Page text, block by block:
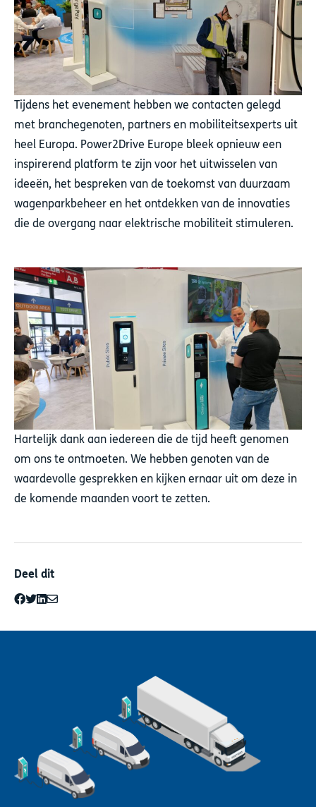
Tijdens het evenement hebben we contacten gelegd
met branchegenoten, partners en mobiliteitsexperts uit
heel Europa. Power2Drive Europe bleek opnieuw een
inspirerend platform te zijn voor het uitwisselen van
ideeën, het bespreken van de toekomst van duurzaam
wagenparkbeheer en het ontdekken van de innovaties
die de overgang naar elektrische mobiliteit stimuleren.
Hartelijk dank aan iedereen die de tijd heeft genomen
om ons te ontmoeten. We hebben genoten van de
waardevolle gesprekken en kijken ernaar uit om deze in
de komende maanden voort te zetten.
Deel dit